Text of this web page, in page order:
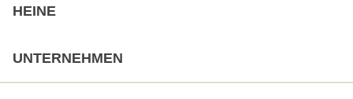
HEINE
UNTERNEHMEN